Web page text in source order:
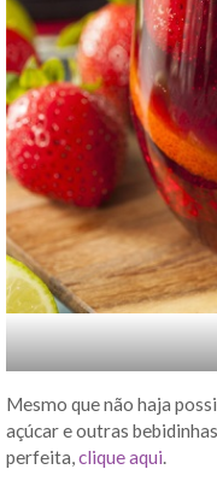
Mesmo que não haja
açúcar e outras
perfeita,clique aqui.